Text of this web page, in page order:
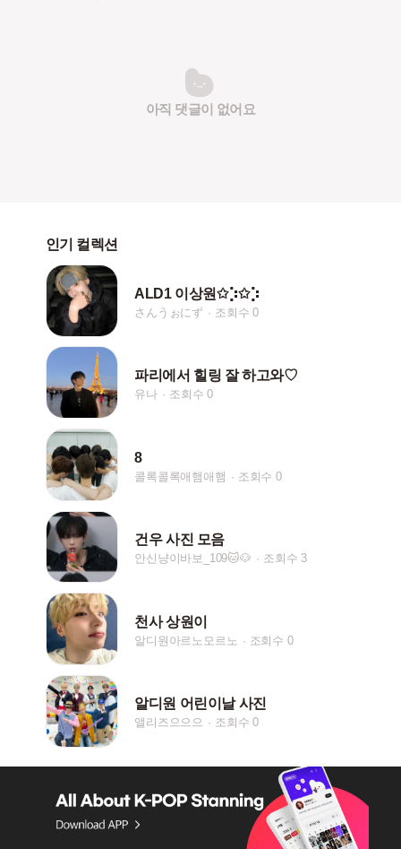
아직 댓글이 없어요
인기 컬렉션
ALD1 이상원✩⡱✩⡱
さんうぉにず 조회수 0
파리에서 힐링 잘 하고와♡
유나 조회수 0
8
콜록콜록애햄애햄 조회수 0
건우 사진 모음
안신냥이바보_109🐱🐶 조회수 3
천사 상원이
알디원아르노모르노 조회수 0
알디원 어린이날 사진
앨리즈으으으 조회수 0